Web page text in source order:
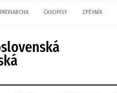
PATRIARCHA ČASOPISY ZPĚVNÍK